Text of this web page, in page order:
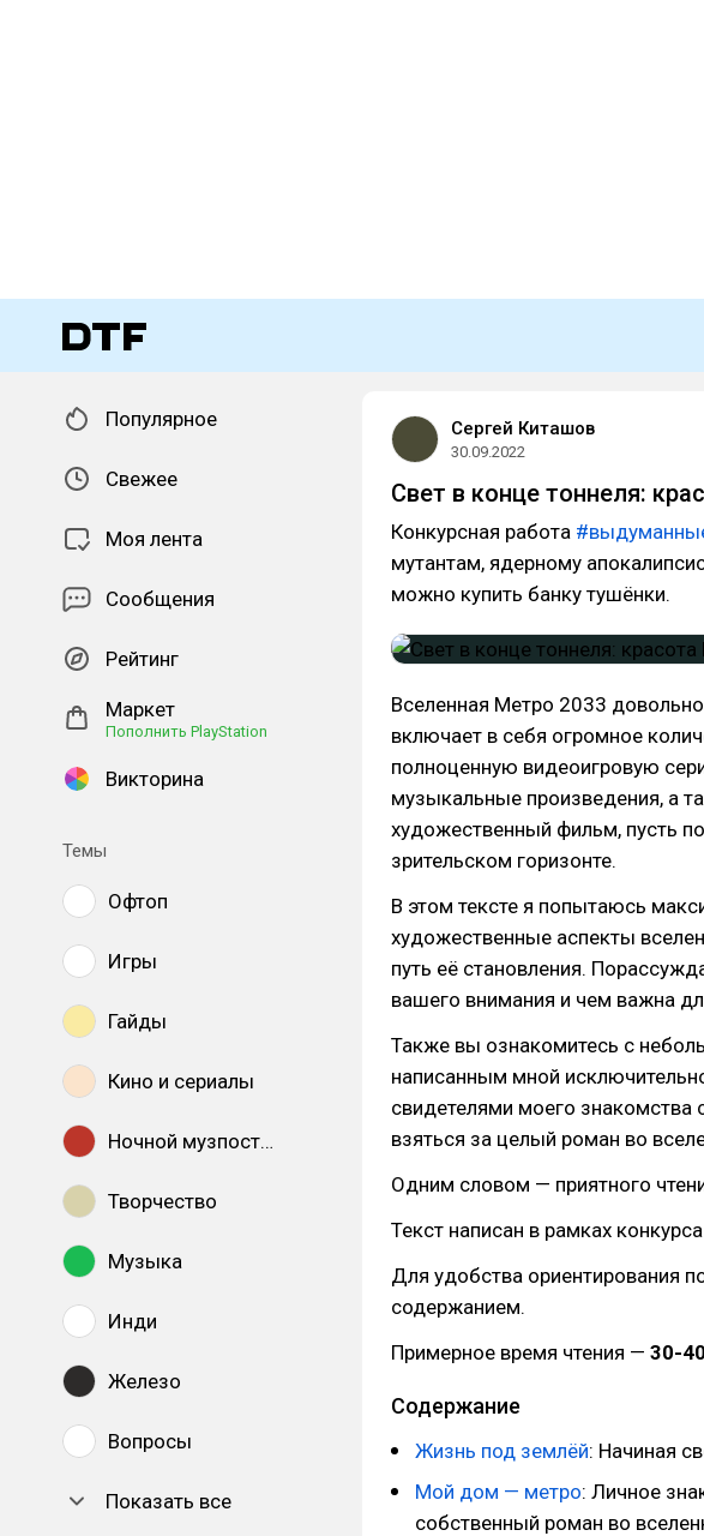
Популярное
Свежее
Моя лента
Сообщения
Рейтинг
Маркет
Пополнить PlayStation
Викторина
Темы
Офтоп
Игры
Гайды
Кино и сериалы
Ночной музпостинг
Творчество
Музыка
Инди
Железо
Вопросы
Показать все
Сергей Киташов
30.09.2022
Свет в конце тоннеля:
Конкурсная работа
мутантам, ядерному
можно купить банку тушёнки.
Вселенная Метро 2033
включает в себя огромное
полноценную видеоигровую
музыкальные произведения, а
художественный фильм, пусть
зрительском горизонте.
В этом тексте я попытаюсь
художественные аспекты
путь её становления.
вашего внимания и чем важна
Также вы ознакомитесь с
написанным мной
свидетелями моего знакомства
взяться за целый роман во
Одним словом — приятного
Текст написан в рамках конкурса
Для удобства ориентирования
содержанием.
Примерное время чтения — 30-
Содержание
Жизнь под землёй: Начиная
Мой дом — метро: Личное
собственный роман во